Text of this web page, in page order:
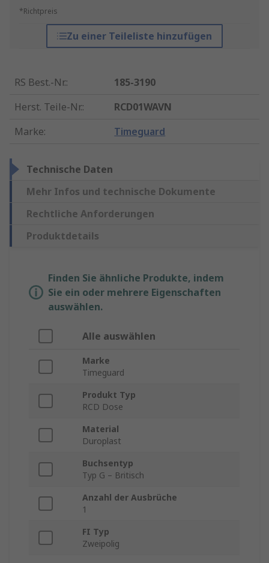
*Richtpreis
Zu einer Teileliste hinzufügen
RS Best.-Nr.:
185-3190
Herst. Teile-Nr.:
RCD01WAVN
Marke: Timeguard
Technische Daten
Mehr Infos und technische Dokumente
Rechtliche Anforderungen
Produktdetails
Finden Sie ähnliche Produkte, indem
Sie ein oder mehrere Eigenschaften
auswählen.
Alle auswählen
Marke
Timeguard
Produkt Typ
RCD Dose
Material
Duroplast
Buchsentyp
Typ G – Britisch
Anzahl der Ausbrüche
1
FI Typ
Zweipolig